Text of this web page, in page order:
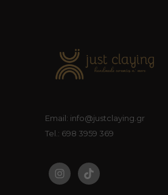
Email: info@justclaying.gr
Tel.: 698 3959 369